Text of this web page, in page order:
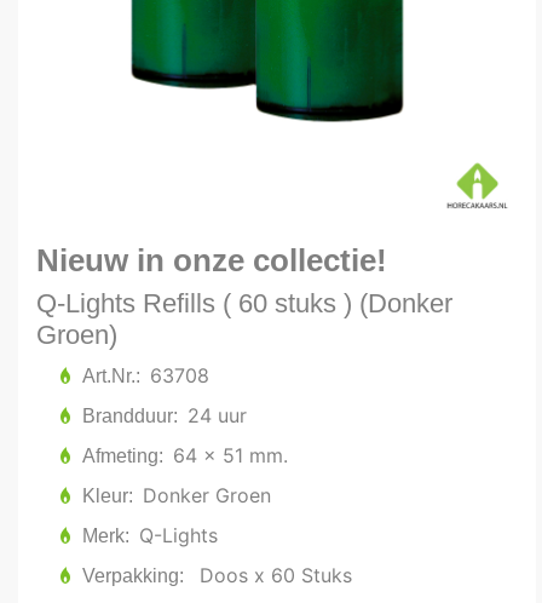
Nieuw in onze collectie!
Q-Lights Refills ( 60 stuks ) (Donker
Groen)
Art.Nr. 63708
Brandduur 24 uur
Afmeting 64 x 51 mm.
Kleur Donker Groen
Merk Q-Lights
Verpakking Doos x 60 Stuks